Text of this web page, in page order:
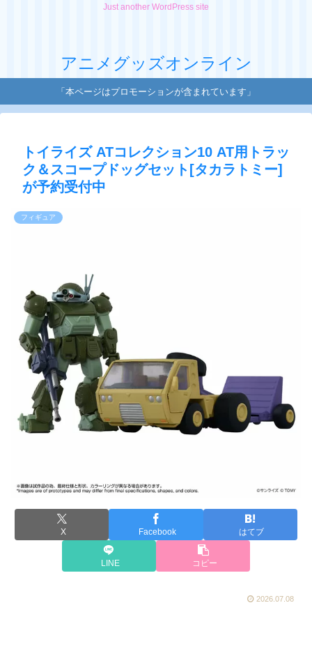
Just another WordPress site
アニメグッズオンライン
「本ページはプロモーションが含まれています」
トイライズ ATコレクション10 AT用トラッ
ク＆スコープドッグセット[タカラトミー]
が予約受付中
フィギュア
X Facebook はてブ
LINE コピー
2026.07.08